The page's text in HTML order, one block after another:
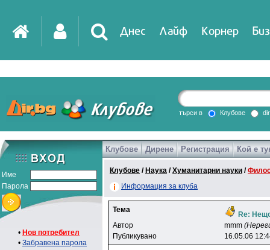
Днес Лайф Корнер
DirTV Impressio
Games
търси в Клубове
Име
Парола
• Нов потребител
• Забравена парола
Клубове Дирене Регистрация Кой е
Клубове / Наука /Хуманитарни науки /
Информация за клуба
Тема
Re:
Автор
mmm
Публикувано
16.05.06